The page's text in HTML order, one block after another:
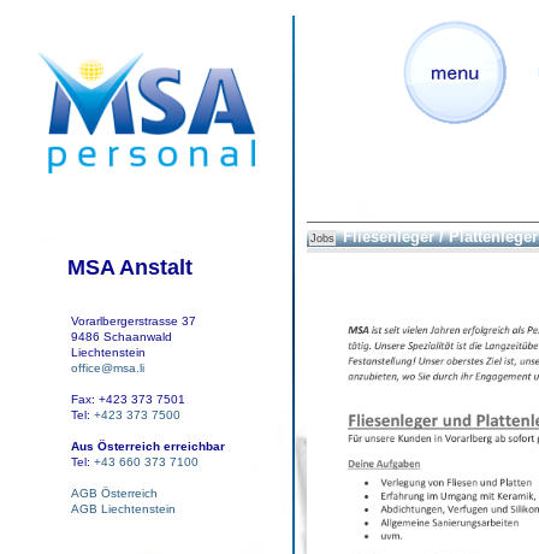
MSA Anstalt
Vorarlbergerstrasse 37
9486 Schaanwald
Liechtenstein
office@msa.li
Fax: +423 373 7501
Tel: +423 373 7500
Aus Österreich erreichbar
Tel: +43 660 373 7100
AGB Österreich
AGB Liechtenstein
Jobs Fliesenleger / Plattenleger